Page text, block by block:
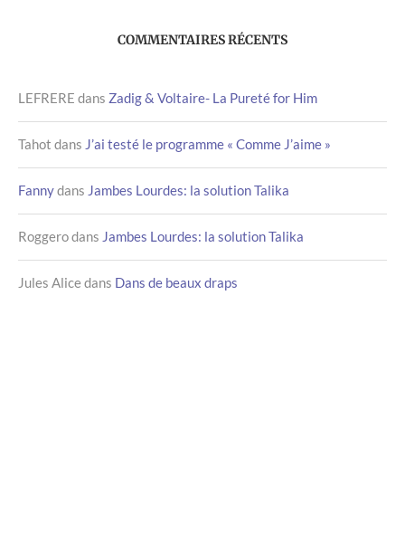
COMMENTAIRES RÉCENTS
LEFRERE dans Zadig & Voltaire- La Pureté for Him
Tahot dans J’ai testé le programme « Comme J’aime »
Fannydans Jambes Lourdes: la solution Talika
Roggerodans Jambes Lourdes: la solution Talika
Jules Alicedans Dans de beaux draps